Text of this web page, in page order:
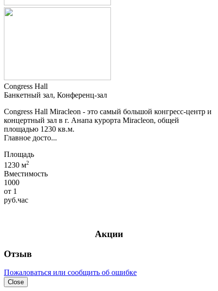
Congress Hall
Банкетный зал, Конференц-зал
Congress Hall Miracleon - это самый большой конгресс-центр и
концертный зал в г. Анапа курорта Miracleon, общей
площадью 1230 кв.м.
Главное досто...
Площадь
1230 м2
Вместимость
1000
от 1
руб.час
Акции
Отзыв
Пожаловаться или сообщить об ошибке
Close